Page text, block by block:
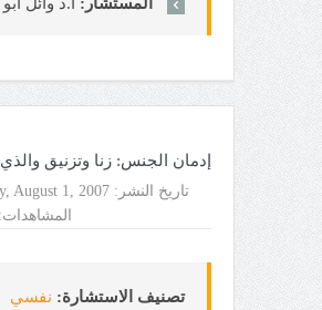
إدمان الجنس: زنا وتزنيق
تاريخ النشر: August 1, 2007
المشاهدات:
تصنيف الاستشارة: نفسي